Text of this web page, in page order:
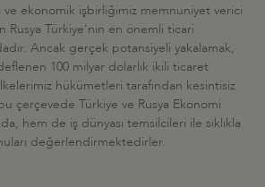
ekonomik işbirliğimiz memnuniyet verici
Rusya Türkiye’nin en önemli ticari
Ancak gerçek potansiyeli yakalamak,
100 milyar dolarlık ikili ticaret
hükümetleri tarafından kesintisiz
çerçevede Türkiye ve Rusya Ekonomi
hem de iş dünyası temsilcileri ile sıklıkla
değerlendirmektedirler.